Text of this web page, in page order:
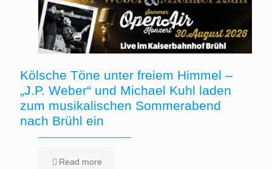
Kölsche Töne unter freiem Himmel –
„J.P. Weber“ und Michael Kuhl laden
zum musikalischen Sommerabend
nach Brühl ein
Read more